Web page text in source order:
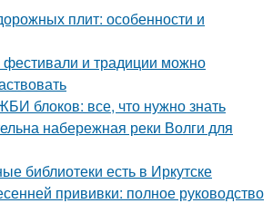
плит: особенности и
и традиции можно
блоков: все, что нужно знать
набережная реки Волги для
библиотеки есть в Иркутске
прививки: полное руководство